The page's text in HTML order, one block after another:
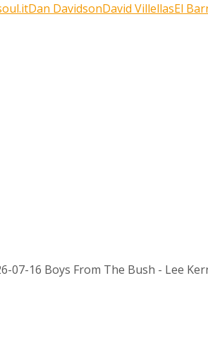
Dan DavidsonDavid VillellasEl
07-16 Boys From The Bush - Lee